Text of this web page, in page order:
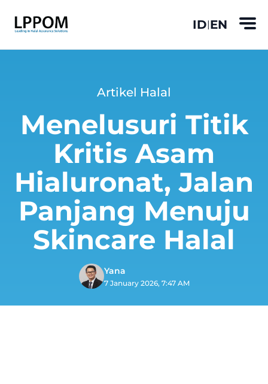
ID|EN
Artikel Halal
Menelusuri Titik
Kritis Asam
Hialuronat, Jalan
Panjang Menuju
Skincare Halal
Yana
7 January 2026, 7:47 AM